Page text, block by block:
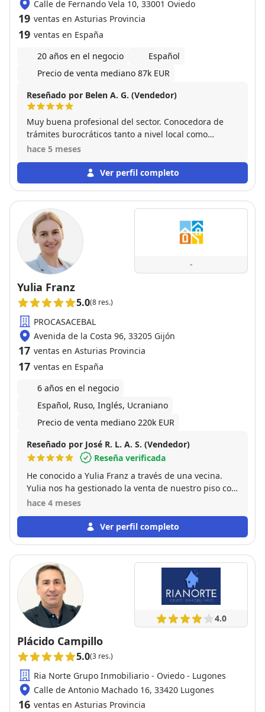
Calle de Fernando Vela 10, 33001 Oviedo
19 ventas en Asturias Provincia
19 ventas en España
20 años en el negocio
Español
Precio de venta mediano 87k EUR
Reseñado por Belen A. G. (Vendedor)
Muy buena profesional del sector. Conocedora de
trámites burocráticos tanto a nivel local como
provincial o estatal. Y siempre disponible tanto para
ella me despreocupe de la venta pues todo lo
gestiono ella
hace 5 meses
Ver perfil completo
-
Yulia Franz
5.0(8 res.)
PROCASACEBAL
Avenida de la Costa 96, 33205 Gijón
17 ventas en Asturias Provincia
17 ventas en España
6 años en el negocio
Español, Ruso, Inglés, Ucraniano
Precio de venta mediano 220k EUR
Reseñado por José R. L. A. S. (Vendedor)
Reseña verificada
He conocido a Yulia Franz a través de una vecina.
Yulia nos ha gestionado la venta de nuestro piso con
la mayor profesionalidad, interés, responsabilidad y
precisó bastante más gestiones que una venta
nacional. Todo ha sido resuelto profesionálmente.
hace 4 meses
Ver perfil completo
4.0
Plácido Campillo
5.0(3 res.)
Ria Norte Grupo Inmobiliario - Oviedo - Lugones
Calle de Antonio Machado 16, 33420 Lugones
16 ventas en Asturias Provincia